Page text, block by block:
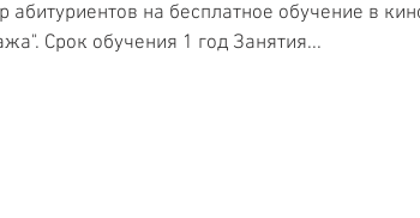
абитуриентов на бесплатное обучение в
Срок обучения 1 год Занятия...